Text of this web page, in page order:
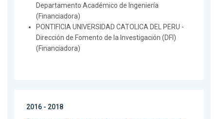
Departamento Académico de Ingeniería
(Financiadora)
PONTIFICIA UNIVERSIDAD CATOLICA DEL PERU -
Dirección de Fomento de la Investigación (DFI)
(Financiadora)
2016 - 2018